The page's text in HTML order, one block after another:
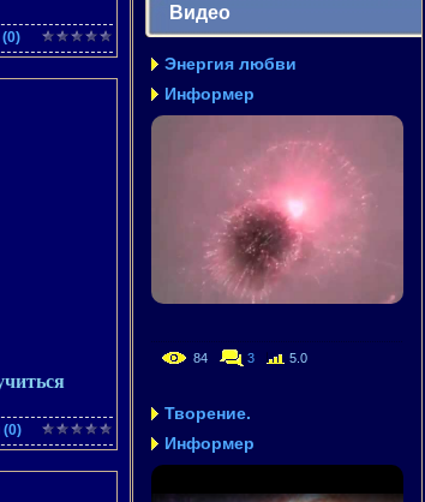
(0)
Видео
Энергия любви
Информер
84 3 5.0
Творение.
Информер